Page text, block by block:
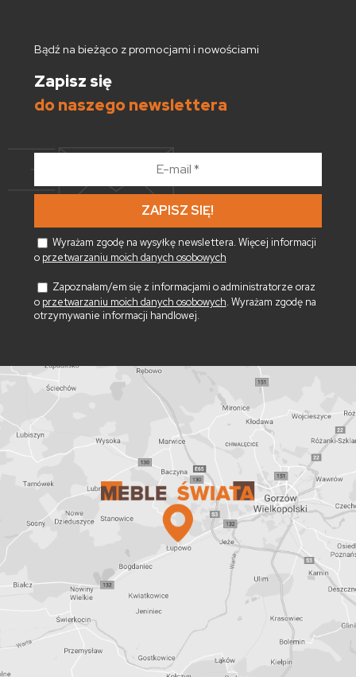
Bądź na bieżąco z promocjami i nowościami
Zapisz się
do naszego newslettera
*
Wyrażam zgodę na wysyłkę newslettera. Więcej informacji
o przetwarzaniu moich danych osobowych
Zapoznałam/em się z informacjami o administratorze oraz
o przetwarzaniu moich danych osobowych. Wyrażam zgodę na
otrzymywanie informacji handlowej.